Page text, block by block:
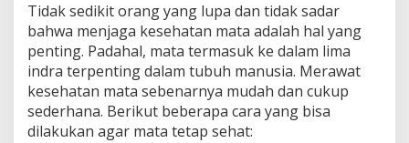
Tidak sedikit orang yang lupa dan tidak sadar
bahwa menjaga kesehatan mata adalah hal yang
penting. Padahal, mata termasuk ke dalam lima
indra terpenting dalam tubuh manusia. Merawat
kesehatan mata sebenarnya mudah dan cukup
sederhana. Berikut beberapa cara yang bisa
dilakukan agar mata tetap sehat: